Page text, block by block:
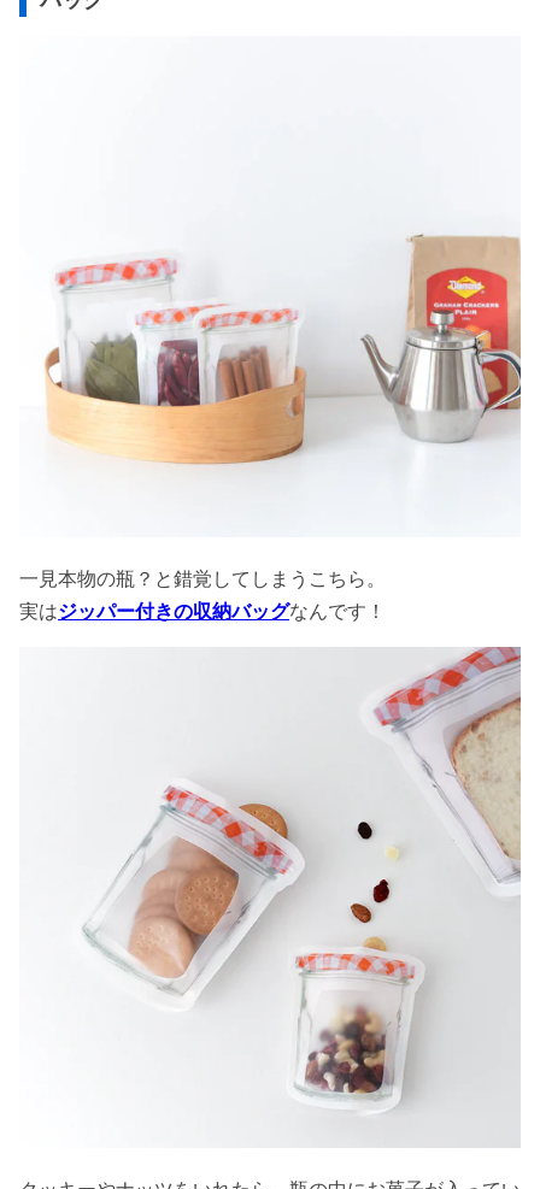
一見本物の瓶？と錯覚してしまうこちら。
実はジッパー付きの収納バッグなんです！